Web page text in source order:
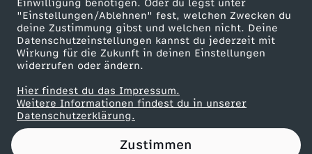
Einwilligung benötigen. Oder du legst unter
"Einstellungen/Ablehnen" fest, welchen Zwecken du
deine Zustimmung gibst und welchen nicht. Deine
Datenschutzeinstellungen kannst du jederzeit mit
Wirkung für die Zukunft in deinen Einstellungen
widerrufen oder ändern.
Hier findest du das Impressum.
Weitere Informationen findest du in unserer
Datenschutzerklärung.
Zustimmen
c
h
w
i
Partner